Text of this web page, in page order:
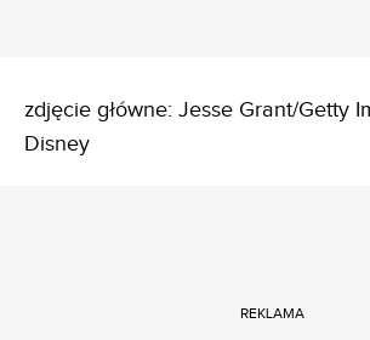
zdjęcie główne: Jesse Grant/Getty
Disney
REKLAMA